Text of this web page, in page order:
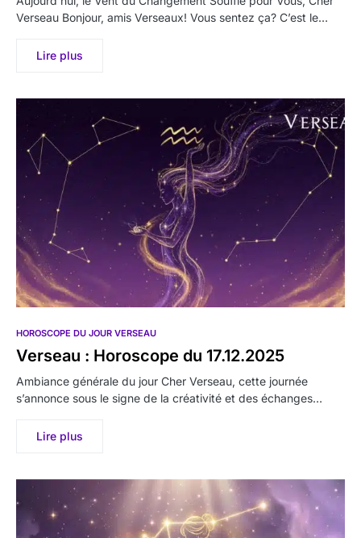
Verseau Bonjour, amis Verseaux! Vous sentez ça? C’est le…
Lire plus
HOROSCOPE DU JOUR VERSEAU
Verseau : Horoscope du 17.12.2025
Ambiance générale du jour Cher Verseau, cette journée
s’annonce sous le signe de la créativité et des échanges…
Lire plus